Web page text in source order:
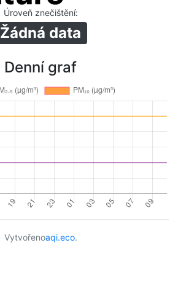
Úroveň znečištění:
Žádná data
Denní graf
Vytvořenoaqi.eco.